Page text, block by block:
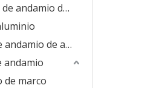
Escalera de andamio de aluminio
Torre de andamio de aluminio
andamio
de marco